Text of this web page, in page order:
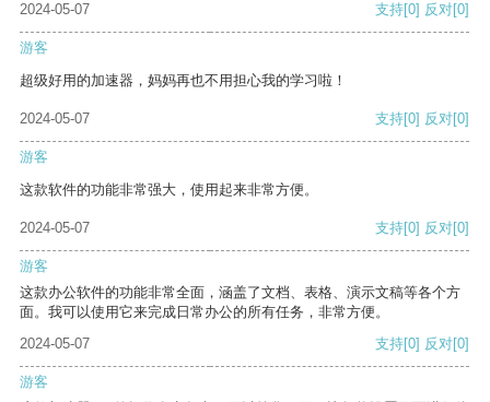
2024-05-07 支持[0] 反对[0]
游客
超级好用的加速器，妈妈再也不用担心我的学习啦！
2024-05-07 支持[0] 反对[0]
游客
这款软件的功能非常强大，使用起来非常方便。
2024-05-07 支持[0] 反对[0]
游客
这款办公软件的功能非常全面，涵盖了文档、表格、演示文稿等各个方
面。我可以使用它来完成日常办公的所有任务，非常方便。
2024-05-07
支持[0] 反对[0]
游客